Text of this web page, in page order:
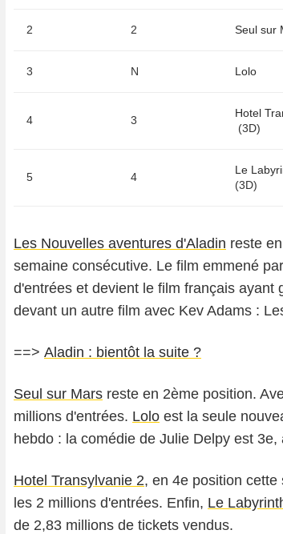
2 2 Seul sur
3 N Lolo
4 3
(3D)
5 4
(3D)
Les Nouvelles aventures d'Aladin reste
semaine consécutive. Le film emmené par
d'entrées et devient le film français ayant
devant un autre film avec Kev Adams :
==> Aladin : bientôt la suite ?
Seul sur Mars reste en 2ème position.
millions d'entrées. Lolo est la seule
hebdo : la comédie de Julie Delpy est
Hotel Transylvanie 2, en 4e position
les 2 millions d'entrées. Enfin, Le
de 2,83 millions de tickets vendus.